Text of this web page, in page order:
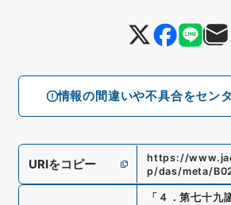
情報の間違いや不具合をセン
URIをコピー
https://
p/das/meta/
「 ４．第七十九